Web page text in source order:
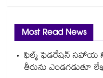
Most Read News
ఫిల్మ్ ఫెడరేషన్ సహాయ
తీరును ఎండగడుతూ